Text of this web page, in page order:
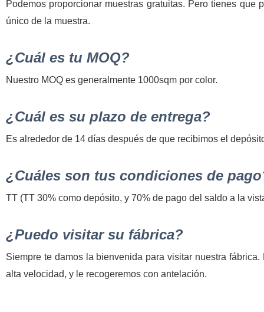
Podemos proporcionar muestras gratuitas. Pero tienes
único de la muestra.
¿Cuál es tu MOQ?
Nuestro MOQ es generalmente 1000sqm por color.
¿Cuál es su plazo de entrega?
Es alrededor de 14 días después de que recibimos el
¿Cuáles son tus condiciones de
TT (TT 30% como depósito, y 70% de pago del saldo a la
¿Puedo visitar su fábrica?
Siempre te damos la bienvenida para visitar nuestra
alta velocidad, y le recogeremos con antelación.